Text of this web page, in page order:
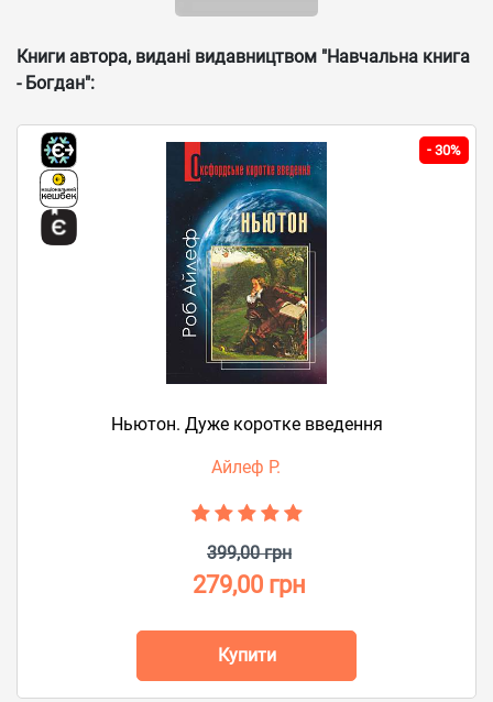
Книги автора, видані видавництвом "Навчальна книга
- Богдан":
- 30%
Ньютон. Дуже коротке введення
Айлеф Р.
399,00 грн
279,00 грн
Купити